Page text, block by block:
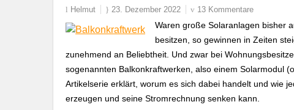
Helmut 23. Dezember 2022 13 Kommentare
Waren große Solaranlagen bisher
besitzen, so gewinnen in Zeiten
zunehmend an Beliebtheit. Und zwar bei
sogenannten Balkonkraftwerken, also einem Solarmodul
Artikelserie erklärt, worum es sich dabei handelt und wie
erzeugen und seine Stromrechnung senken kann.